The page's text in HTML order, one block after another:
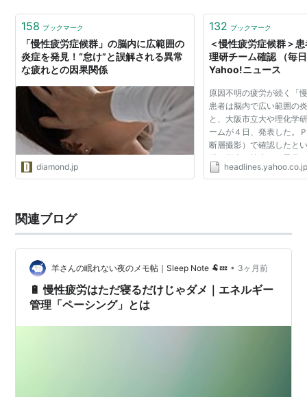
158 ブックマーク
「慢性疲労症候群」の脳内に広範囲の
炎症を発見！“怠け”と誤解される異常
な疲れとの因果関係
diamond.jp
132 ブックマーク
＜慢性疲労症候群＞
理研チーム確認 （毎
Yahoo!ニュース
原因不明の疲労が続く「
患者は脳内で広い範囲の
と、大阪市立大や理化学
ームが４日、発表した。
断層撮影）で確認したと
群は従来の検査では異常
たな診断法や治療法の開
関連ブログ
羊さんの眠れない夜のメモ帖｜Sleep Note 🐏💤 • 3ヶ月前
🔋 慢性疲労はただ寝るだけじゃダメ｜エネルギー
管理「ペーシング」とは